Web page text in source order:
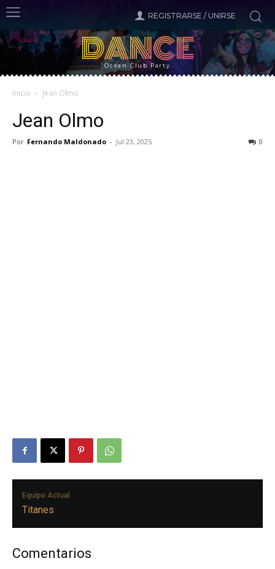
REGISTRARSE / UNIRSE
DANCE
Ocean Club Party
Inicio Jean Olmo
Jean Olmo
Por Fernando Maldonado - Jul 23, 2025 0
Equipo Actual
Titanes
Comentarios